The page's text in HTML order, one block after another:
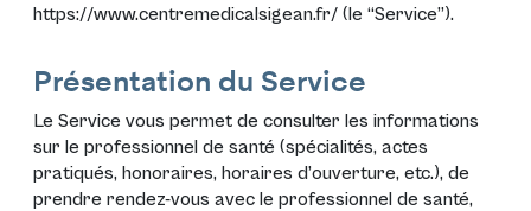
https://www.centremedicalsigean.fr/ (le “Service”).
Présentation du Service
Le Service vous permet de consulter les informations
sur le professionnel de santé (spécialités, actes
pratiqués, honoraires, horaires d’ouverture, etc.), de
prendre rendez-vous avec le professionnel de santé,